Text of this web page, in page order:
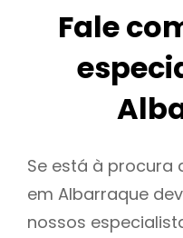
Fale
Se está à procura
em Albarraque
nossos